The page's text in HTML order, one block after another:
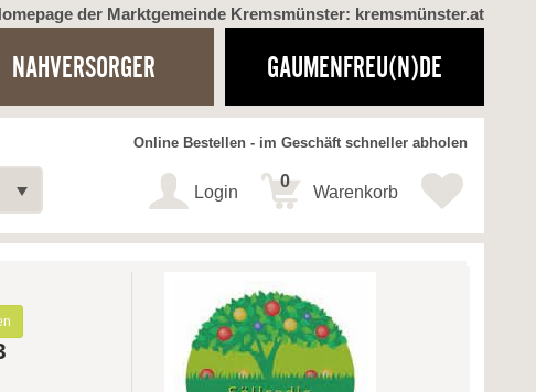
der Marktgemeinde Kremsmünster: kremsmünster.at
NAHVERSORGER GAUMENFREU(N)DE
Online Bestellen - im Geschäft schneller abholen
Login Warenkorb
0